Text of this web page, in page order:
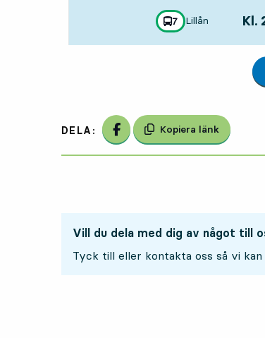
linje
7
mot
Lillån
, Kl.
DELA: Dela på Facebook
Kopiera länk
Vill du dela med dig av något till
Tyck till eller kontakta oss så vi kan